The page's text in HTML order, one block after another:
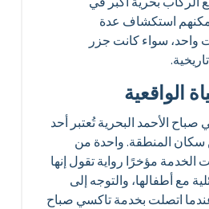
استكشاف عدة
سواء كانت جزر
الواقعية
الأحمد البحرية تُعتبر أحد
سكان المنطقة. واحدة من
مؤخرًا رواية تقول إنها
مع أطفالها، والتوجه إلى
اتصلت بخدمة تاكسي صباح